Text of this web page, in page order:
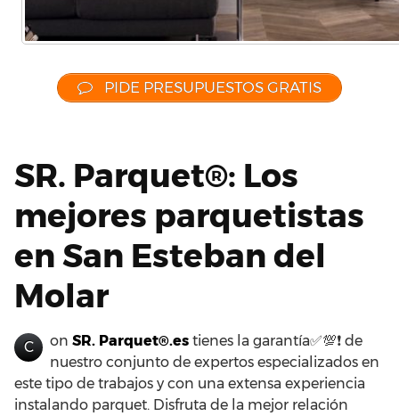
PIDE PRESUPUESTOS GRATIS
SR. Parquet®: Los
mejores parquetistas
en San Esteban del
Molar
C on SR. Parquet®.es tienes la garantía✅💯❗ de
nuestro conjunto de expertos especializados en
este tipo de trabajos y con una extensa experiencia
instalando parquet. Disfruta de la mejor relación